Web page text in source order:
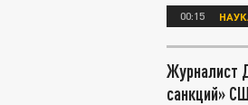
00:15
Журналист
санкций»